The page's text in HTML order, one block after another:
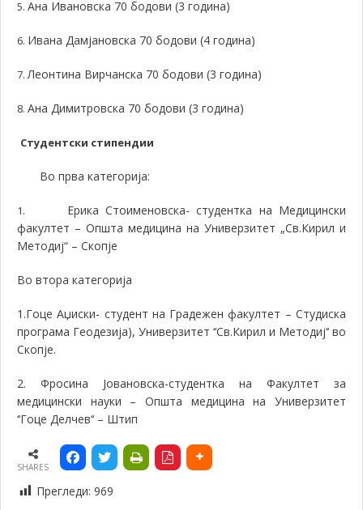
5. Ана Ивановска 70 бодови (3 година)
6. Ивана Дамјановска 70 бодови (4 година)
7. Леонтина Вирчанска 70 бодови (3 година)
8. Ана Димитровска 70 бодови (3 година)
Студентски стипендии
Во прва категорија:
1. Ерика Стоименовска- студентка на Медицински
факултет – Општа медицина на Универзитет „Св.Кирил и
Методиј“ – Скопје
Во втора категорија
1.Гоце Аџиски- студент на Градежен факултет – Студиска
програма Геодезија), Универзитет ‘‘Св.Кирил и Методиј‘‘ во
Скопје.
2. Фросина Јовановска-студентка на Факултет за
медицински науки – Општа медицина на Универзитет
‘‘Гоце Делчев‘‘ – Штип
SHARES
Прегледи: 969